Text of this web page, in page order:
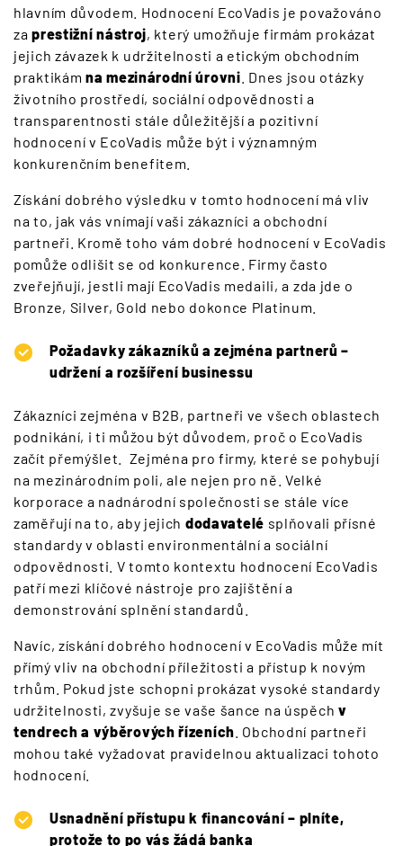
hlavním důvodem. Hodnocení EcoVadis je považováno
zaprestižní nástroj, který umožňuje firmám prokázat
jejich závazek k udržitelnosti a etickým obchodním
praktikám na mezinárodní úrovni . Dnes jsou otázky
životního prostředí, sociální odpovědnosti a
transparentnosti stále důležitější a pozitivní
hodnocení v EcoVadis může být i významným
konkurenčním benefitem.
Získání dobrého výsledku v tomto hodnocení má vliv
na to, jak vás vnímají vaši zákazníci a obchodní
partneři. Kromě toho vám dobré hodnocení v EcoVadis
pomůže odlišit se od konkurence. Firmy často
zveřejňují, jestli mají EcoVadis medaili, a zda jde o
Bronze, Silver, Gold nebo dokonce Platinum.
Požadavky zákazníků a zejména partnerů –
udržení a rozšíření businessu
Zákazníci zejména v B2B, partneři ve všech oblastech
podnikání, i ti můžou být důvodem, proč o EcoVadis
začít přemýšlet. Zejména pro firmy, které se pohybují
na mezinárodním poli, ale nejen pro ně. Velké
korporace a nadnárodní společnosti se stále více
zaměřují na to, aby jejich dodavatelé splňovali přísné
standardy v oblasti environmentální a sociální
odpovědnosti. V tomto kontextu hodnocení EcoVadis
patří mezi klíčové nástroje pro zajištění a
demonstrování splnění standardů.
Navíc, získání dobrého hodnocení v EcoVadis může mít
přímý vliv na obchodní příležitosti a přístup k novým
trhům. Pokud jste schopni prokázat vysoké standardy
udržitelnosti, zvyšuje se vaše šance na úspěch v
tendrech a výběrových řízeních . Obchodní partneři
mohou také vyžadovat pravidelnou aktualizaci tohoto
hodnocení.
Usnadnění přístupu k financování – plníte,
protože to po vás žádá banka